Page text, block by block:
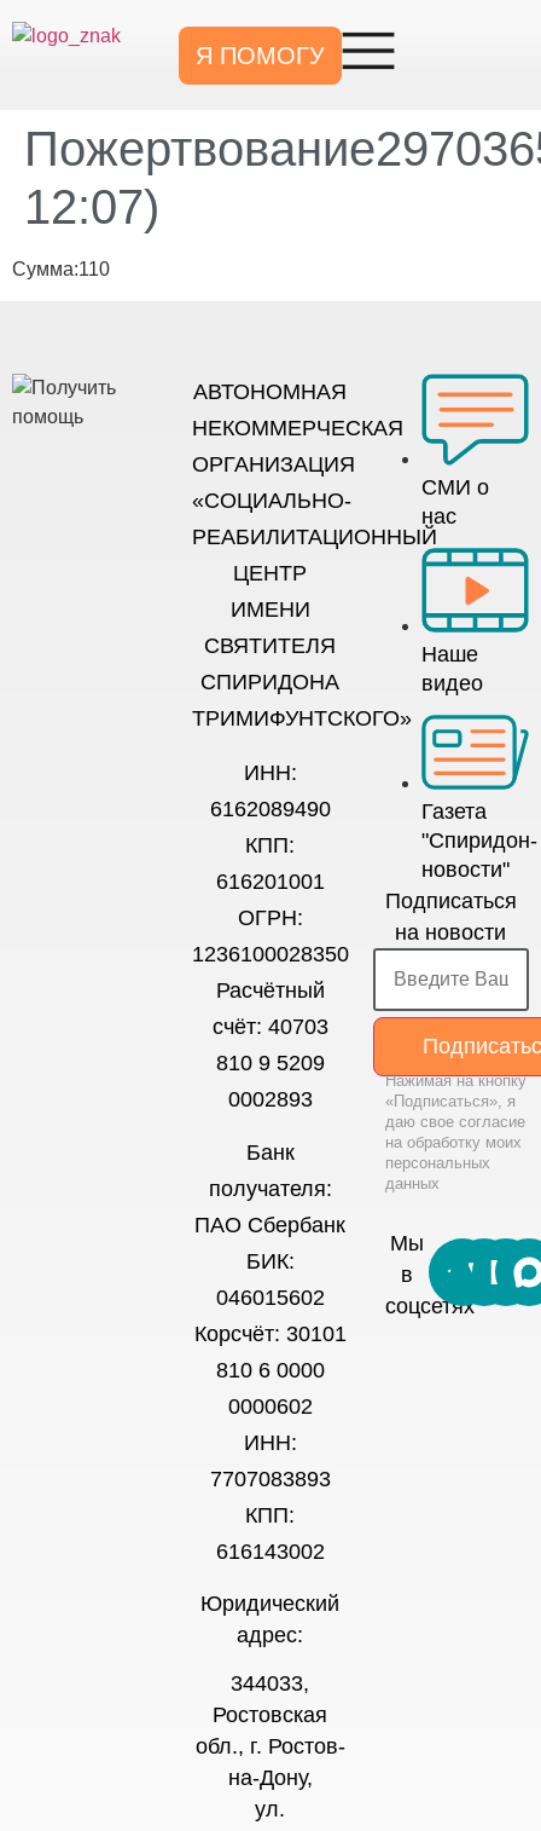
Я ПОМОГУ
12:07)
Сумма:110
АВТОНОМНАЯ
НЕКОММЕРЧЕСКАЯ
ОРГАНИЗАЦИЯ
«СОЦИАЛЬНО-
РЕАБИЛИТАЦИОННЫЙ
ЦЕНТР
ИМЕНИ
СВЯТИТЕЛЯ
СПИРИДОНА
ТРИМИФУНТСКОГО»
ИНН:
6162089490
КПП:
616201001
ОГРН:
1236100028350
Расчётный
счёт: 40703
810 9 5209
0002893
Банк
получателя:
ПАО Сбербанк
БИК:
046015602
Корсчёт: 30101
810 6 0000
0000602
ИНН:
7707083893
КПП:
616143002
Юридический
адрес:
344033,
Ростовская
обл., г. Ростов-
на-Дону,
ул.
СМИ о
нас
Наше
видео
Газета
"Спиридон-
новости"
Подписаться
на новости
Нажимая на кнопку
«Подписаться», я
даю свое согласие
на обработку моих
персональных
данных
Мы
в
соцсетях